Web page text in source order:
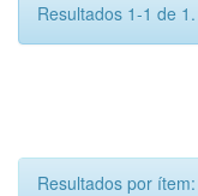
Resultados 1-1 de 1.
Resultados por ítem: